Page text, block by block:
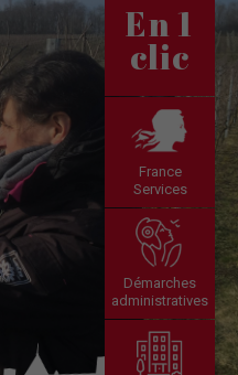
En 1
clic
France
Services
Démarches
administratives